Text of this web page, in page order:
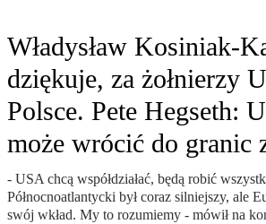
Władysław Kosiniak-
dziękuje, za żołnierzy
Polsce. Pete Hegseth:
może wrócić do granic
- USA chcą współdziałać, będą robić
Północnoatlantycki był coraz silniejszy, ale
swój wkład. My to rozumiemy - mówił na